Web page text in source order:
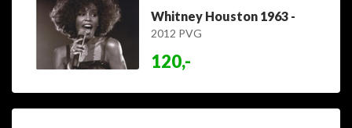
Whitney Houston 1963 -
2012 PVG
120,-